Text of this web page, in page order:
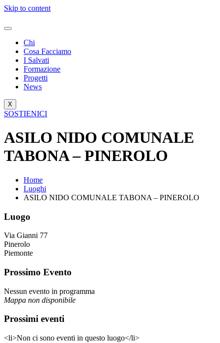
Skip to content
Chi
Cosa Facciamo
I Salvati
Formazione
Progetti
News
X
SOSTIENICI
ASILO NIDO COMUNALE
TABONA – PINEROLO
Home
Luoghi
ASILO NIDO COMUNALE TABONA – PINEROLO
Luogo
Via Gianni 77
Pinerolo
Piemonte
Prossimo Evento
Nessun evento in programma
Mappa non disponibile
Prossimi eventi
<li>Non ci sono eventi in questo luogo</li>